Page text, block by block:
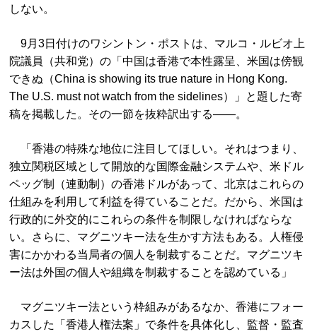
しない。
9月3日付けのワシントン・ポストは、マルコ・ルビオ上
院議員（共和党）の「中国は香港で本性露呈、米国は傍観
できぬ（China is showing its true nature in Hong Kong.
The U.S. must not watch from the sidelines）」と題した寄
稿を掲載した。その一節を抜粋訳出する――。
「香港の特殊な地位に注目してほしい。それはつまり、
独立関税区域として開放的な国際金融システムや、米ドル
ペッグ制（連動制）の香港ドルがあって、北京はこれらの
仕組みを利用して利益を得ていることだ。だから、米国は
行政的に外交的にこれらの条件を制限しなければならな
い。さらに、マグニツキー法を生かす方法もある。人権侵
害にかかわる当局者の個人を制裁することだ。マグニツキ
ー法は外国の個人や組織を制裁することを認めている」
マグニツキー法という枠組みがあるなか、香港にフォー
カスした「香港人権法案」で条件を具体化し、監督・監査